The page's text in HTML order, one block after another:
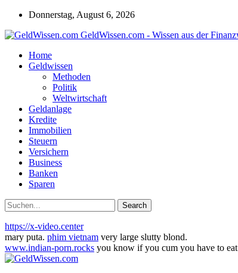
Donnerstag, August 6, 2026
GeldWissen.com - Wissen aus der
Home
Geldwissen
Methoden
Politik
Weltwirtschaft
Geldanlage
Kredite
Immobilien
Steuern
Versichern
Business
Banken
Sparen
https://x-video.center
mary puta. phim vietnam very large slutty blond.
www.indian-porn.rocks you know if you cum you have to